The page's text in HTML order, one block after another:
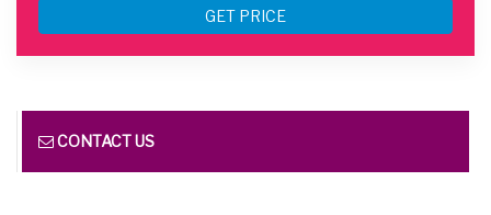
GET PRICE
CONTACT US